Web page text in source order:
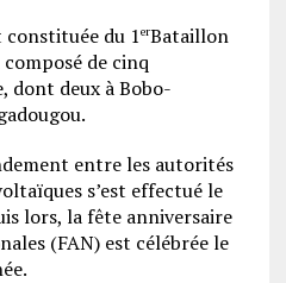
constituée du 1erBataillon
de cinq
dont deux à Bobo-
entre les autorités
s’est effectué le
lors, la fête anniversaire
(FAN) est célébrée le